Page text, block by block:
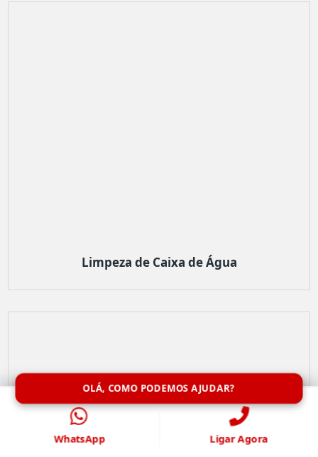
Limpeza de Caixa de Água
OLÁ, COMO PODEMOS AJUDAR?
WhatsApp Ligar Agora